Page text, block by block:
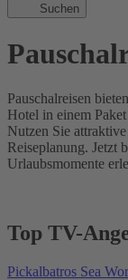
Suchen
Pauschalreisen
Hotel in einem
Nutzen Sie
Reiseplanung. Jetzt
Urlaubsmomente
Top TV-
Pickalbatros Sea